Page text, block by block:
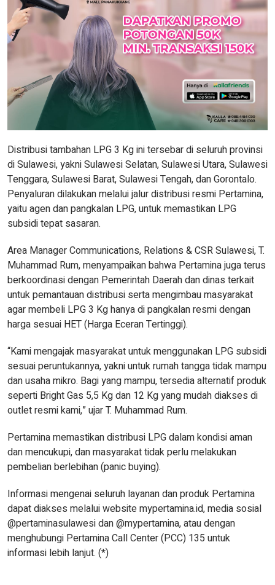
Distribusi tambahan LPG 3 Kg ini tersebar di seluruh provinsi
di Sulawesi, yakni Sulawesi Selatan, Sulawesi Utara, Sulawesi
Tenggara, Sulawesi Barat, Sulawesi Tengah, dan Gorontalo.
Penyaluran dilakukan melalui jalur distribusi resmi Pertamina,
yaitu agen dan pangkalan LPG, untuk memastikan LPG
subsidi tepat sasaran.
Area Manager Communications, Relations & CSR Sulawesi, T.
Muhammad Rum, menyampaikan bahwa Pertamina juga terus
berkoordinasi dengan Pemerintah Daerah dan dinas terkait
untuk pemantauan distribusi serta mengimbau masyarakat
agar membeli LPG 3 Kg hanya di pangkalan resmi dengan
harga sesuai HET (Harga Eceran Tertinggi).
“Kami mengajak masyarakat untuk menggunakan LPG subsidi
sesuai peruntukannya, yakni untuk rumah tangga tidak mampu
dan usaha mikro. Bagi yang mampu, tersedia alternatif produk
seperti Bright Gas 5,5 Kg dan 12 Kg yang mudah diakses di
outlet resmi kami,” ujar T. Muhammad Rum.
Pertamina memastikan distribusi LPG dalam kondisi aman
dan mencukupi, dan masyarakat tidak perlu melakukan
pembelian berlebihan (panic buying).
Informasi mengenai seluruh layanan dan produk Pertamina
dapat diakses melalui website mypertamina.id, media sosial
@pertaminasulawesi dan @mypertamina, atau dengan
menghubungi Pertamina Call Center (PCC) 135 untuk
informasi lebih lanjut. (*)